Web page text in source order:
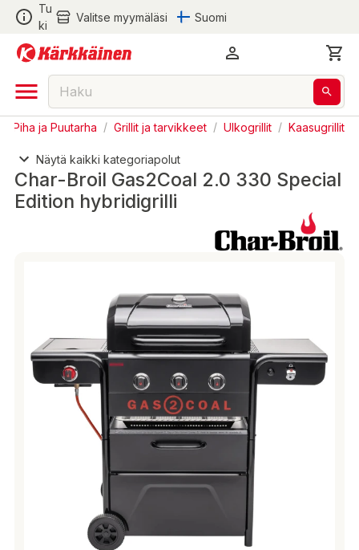
Tu
ki
Valitse myymäläsi Suomi
Piha ja Puutarha / Grillit ja tarvikkeet / Ulkogrillit / Kaasugrillit
Näytä kaikki kategoriapolut
Char-Broil Gas2Coal 2.0 330 Special
Edition hybridigrilli